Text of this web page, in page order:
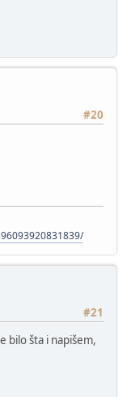
#20
#21
bilo šta i napišem,